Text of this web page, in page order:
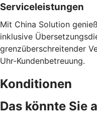
Serviceleistungen
Mit China Solution
inklusive
grenzüberschreitender
Uhr-Kundenbetreuung.
Konditionen
Das könnte Sie